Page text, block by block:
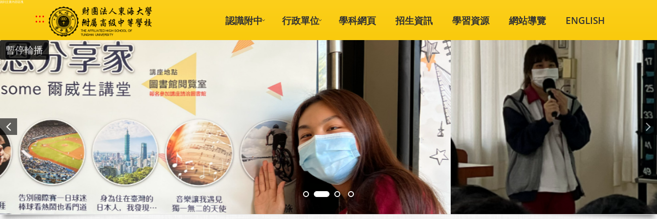
跳到主要內容區塊
::: 認識附中 行政單位 學科網頁 招生資訊 學習資源 網站導覽 ENGLISH
暫停輪播